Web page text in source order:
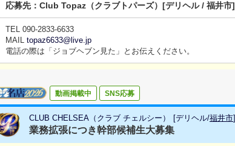
応募先： Club Topaz（クラブトパーズ） [デリヘル / 福井市]
TEL 090-2833-6633
MAIL topaz6633@live.jp
電話の際は「ジョブヘブン見た」とお伝えください。
動画掲載中 SNS応募
CLUB CHELSEA（クラブ チェルシー） [デリヘル/福井市]
業務拡張につき幹部候補生大募集